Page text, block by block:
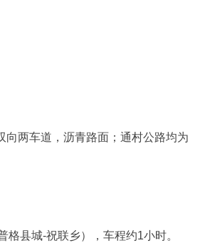
向两车道，沥青路面；通村公路均为
格县城-祝联乡），车程约1小时。